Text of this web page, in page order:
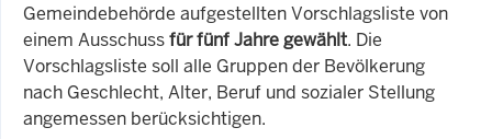
Gemeindebehörde aufgestellten Vorschlagsliste von
einem Ausschussfür fünf Jahre gewählt. Die
Vorschlagsliste soll alle Gruppen der Bevölkerung
nach Geschlecht, Alter, Beruf und sozialer Stellung
angemessen berücksichtigen.